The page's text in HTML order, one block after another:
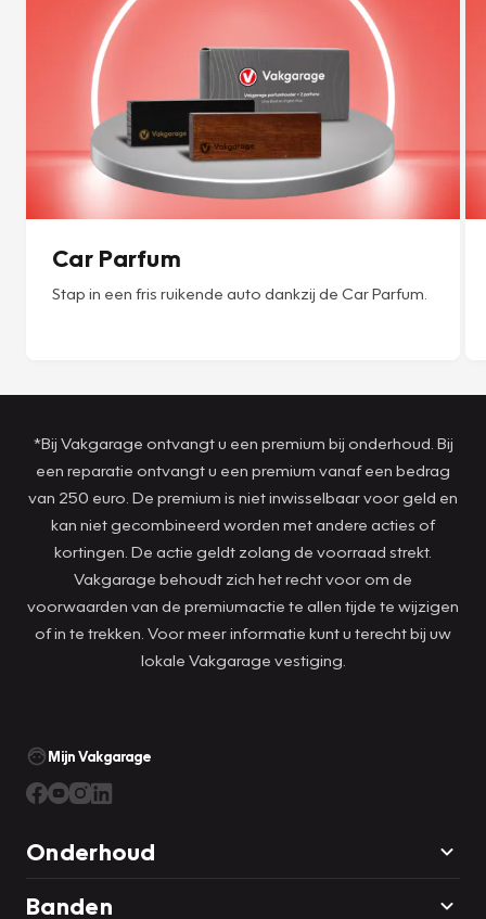
Car Parfum
Stap in een fris ruikende auto dankzij de Car Parfum.
*Bij Vakgarage ontvangt u een premium bij onderhoud. Bij
een reparatie ontvangt u een premium vanaf een bedrag
van 250 euro. De premium is niet inwisselbaar voor geld en
kan niet gecombineerd worden met andere acties of
kortingen. De actie geldt zolang de voorraad strekt.
Vakgarage behoudt zich het recht voor om de
voorwaarden van de premiumactie te allen tijde te wijzigen
of in te trekken. Voor meer informatie kunt u terecht bij uw
lokale Vakgarage vestiging.
Mijn Vakgarage
Onderhoud
Banden